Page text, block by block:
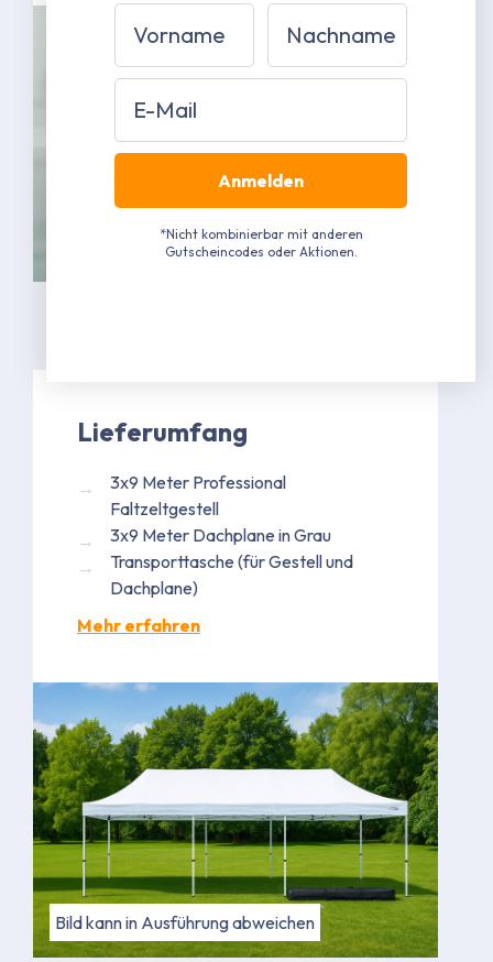
Lieferumfang
3x9 Meter Professional
Faltzeltgestell
3x9 Meter Dachplane in Grau
Transporttasche (für Gestell und
Dachplane)
Mehr erfahren
Bild kann in Ausführung abweichen
Vorname Nachname
Email
Anmelden
*Nicht kombinierbar mit anderen
Gutscheincodes oder Aktionen.